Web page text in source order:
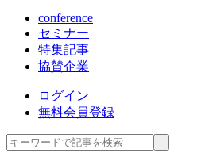
conference
セミナー
特集記事
協賛企業
ログイン
無料会員登録